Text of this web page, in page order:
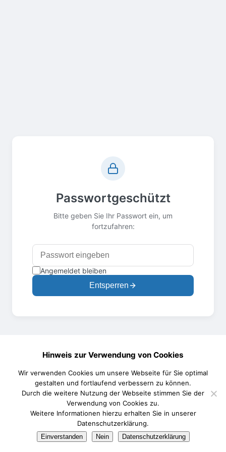
Passwortgeschützt
Bitte geben Sie Ihr Passwort ein, um
fortzufahren:
Angemeldet bleiben
Entsperren
Hinweis zur Verwendung von Cookies
Wir verwenden Cookies um unsere Webseite für Sie optimal
gestalten und fortlaufend verbessern zu können.
Durch die weitere Nutzung der Webseite stimmen Sie der
Verwendung von Cookies zu.
Weitere Informationen hierzu erhalten Sie in unserer
Datenschutzerklärung.
Einverstanden Nein Datenschutzerklärung